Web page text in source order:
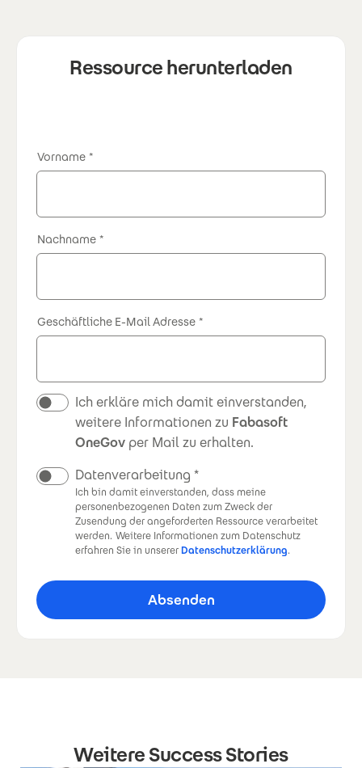
Ressource herunterladen
Vorname
Nachname
Geschäftliche E-Mail Adresse
Newsletter
Ich erkläre mich damit einverstanden,
weitere Informationen zu Fabasoft
OneGov per Mail zu erhalten.
Datenverarbeitung
Ich bin damit einverstanden, dass meine
personenbezogenen Daten zum Zweck der
Zusendung der angeforderten Ressource verarbeitet
werden. Weitere Informationen zum Datenschutz
erfahren Sie in unsererDatenschutzerklärung.
Weitere Success Stories